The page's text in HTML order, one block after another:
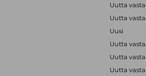
Uutta
Uutta
Uusi
Uutta
Uutta
Uutta